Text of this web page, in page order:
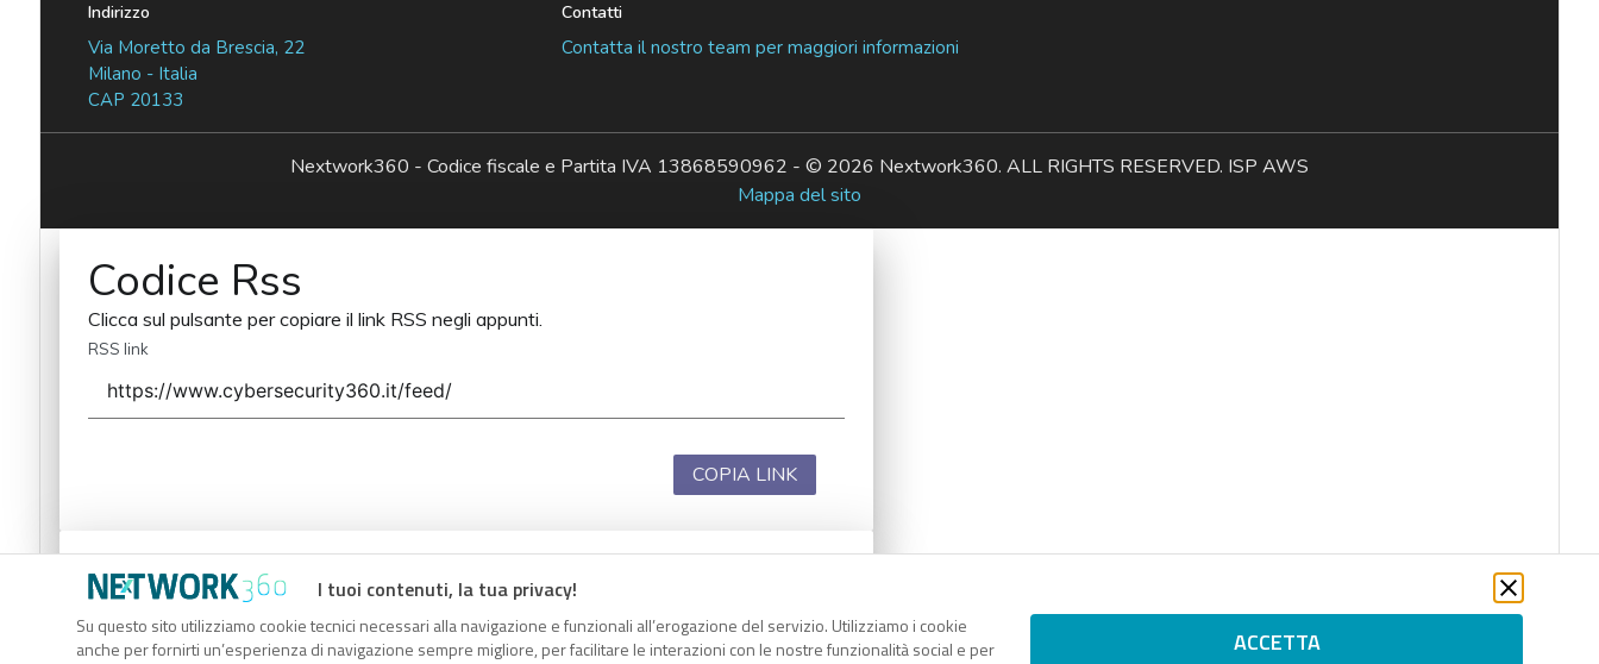
I tuoi contenuti, la tua privacy!
Su questo sito utilizziamo cookie tecnici necessari alla navigazione e funzionali all’erogazione del servizio. Utilizziamo i cookie
anche per fornirti un’esperienza di navigazione sempre migliore, per facilitare le interazioni con le nostre funzionalità social e per
ACCETTA
Indirizzo
Via Moretto da Brescia, 22
Milano - Italia
CAP 20133
Contatti
Contatta il nostro team per maggiori informazioni
Nextwork360 - Codice fiscale e Partita IVA 13868590962 - © 2026 Nextwork360. ALL RIGHTS RESERVED. ISP AWS
Mappa del sito
Codice Rss
Clicca sul pulsante per copiare il link RSS negli appunti.
RSS link
COPIA LINK
Codice Rss
Clicca sul pulsante per copiare il link RSS negli appunti.
RSS link